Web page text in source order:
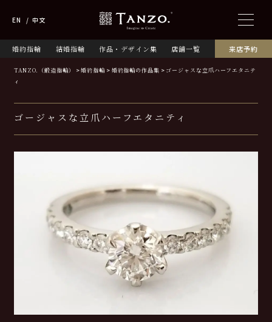
婚約指輪 結婚指輪 作品・デザイン集 店舗一覧 来店予約
EN 中文
TANZO.（鍛造指輪） 婚約指輪 婚約指輪の作品集
ゴージャスな立爪ハーフエタニテ
ィ
ゴージャスな立爪ハーフエタニティ